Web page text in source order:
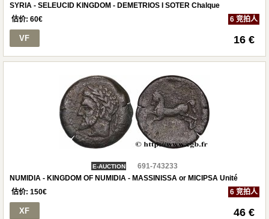
SYRIA - SELEUCID KINGDOM - DEMETRIOS I SOTER Chalque
估价: 60€ 6 竞拍人
VF 16 €
E-AUCTION
691-743233
NUMIDIA - KINGDOM OF NUMIDIA - MASSINISSA or MICIPSA Unité
估价: 150€ 6 竞拍人
XF 46 €